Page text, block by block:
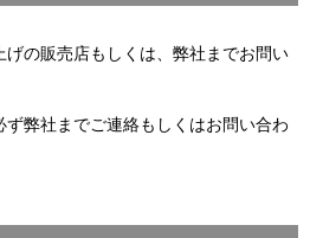
の販売店もしくは、弊社までお問い
弊社までご連絡もしくはお問い合わ